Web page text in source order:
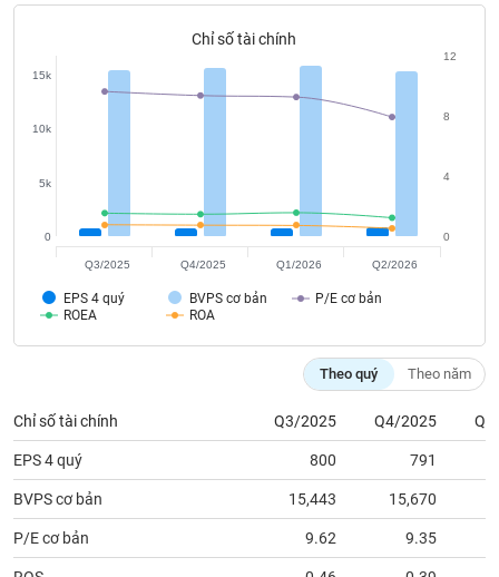
Chỉ số tài chính
EPS 4 quý BVPS cơ bản
P/E cơ bản
ROEA
ROA
0
5k
10k
15k
0
4
8
12
Q3/2025 Q4/2025 Q1/2026 Q2/2026
Theo quý Theo năm
Chỉ số tài chính Q3/2025 Q4/2025
EPS 4 quý 800 791
BVPS cơ bản 15,443 15,670
P/E cơ bản 9.62 9.35
chính
chính